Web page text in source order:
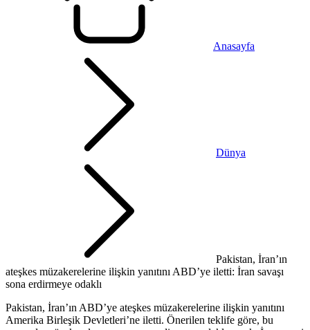
Anasayfa
Dünya
Pakistan, İran’ın
ateşkes müzakerelerine ilişkin yanıtını ABD’ye iletti: İran savaşı
sona erdirmeye odaklı
Pakistan, İran’ın ABD’ye ateşkes müzakerelerine ilişkin yanıtını
Amerika Birleşik Devletleri’ne iletti. Önerilen teklife göre, bu